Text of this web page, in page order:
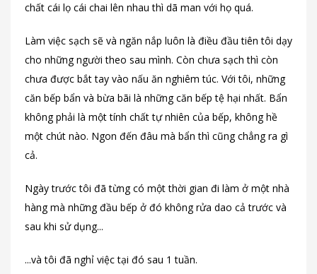
chất cái lọ cái chai lên nhau thì dã man với họ quá.
Làm việc sạch sẽ và ngăn nắp luôn là điều đầu tiên tôi dạy
cho những người theo sau mình. Còn chưa sạch thì còn
chưa được bắt tay vào nấu ăn nghiêm túc. Với tôi, những
căn bếp bẩn và bừa bãi là những căn bếp tệ hại nhất. Bẩn
không phải là một tính chất tự nhiên của bếp, không hề
một chút nào. Ngon đến đâu mà bẩn thì cũng chẳng ra gì
cả.
Ngày trước tôi đã từng có một thời gian đi làm ở một nhà
hàng mà những đầu bếp ở đó không rửa dao cả trước và
sau khi sử dụng...
...và tôi đã nghỉ việc tại đó sau 1 tuần.